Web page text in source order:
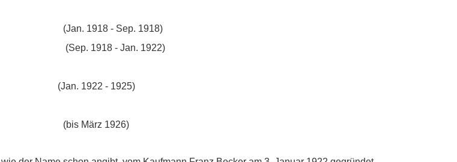
1918 - Sep. 1918)
1918 - Jan. 1922)
- 1925)
März 1926)